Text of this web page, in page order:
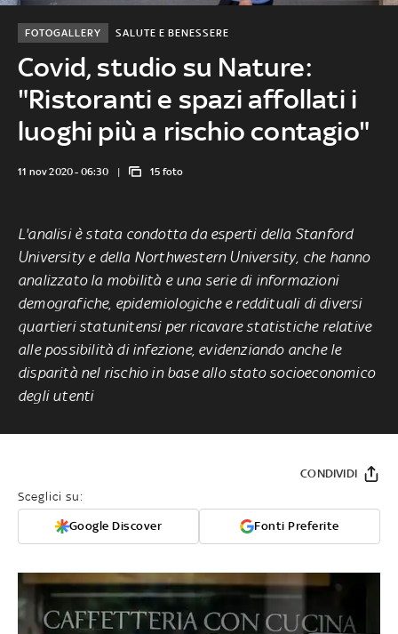
Covid, studio su Nature:
"Ristoranti e spazi affollati i
luoghi più a rischio contagio"
SALUTE E BENESSERE
FOTOGALLERY
11 nov 2020 - 06:30 15 foto
L'analisi è stata condotta da esperti della Stanford
University e della Northwestern University, che hanno
analizzato la mobilità e una serie di informazioni
demografiche, epidemiologiche e reddituali di diversi
quartieri statunitensi per ricavare statistiche relative
alle possibilità di infezione, evidenziando anche le
disparità nel rischio in base allo stato socioeconomico
degli utenti
Sceglici su:
Google Discover Fonti Preferite
CONDIVIDI